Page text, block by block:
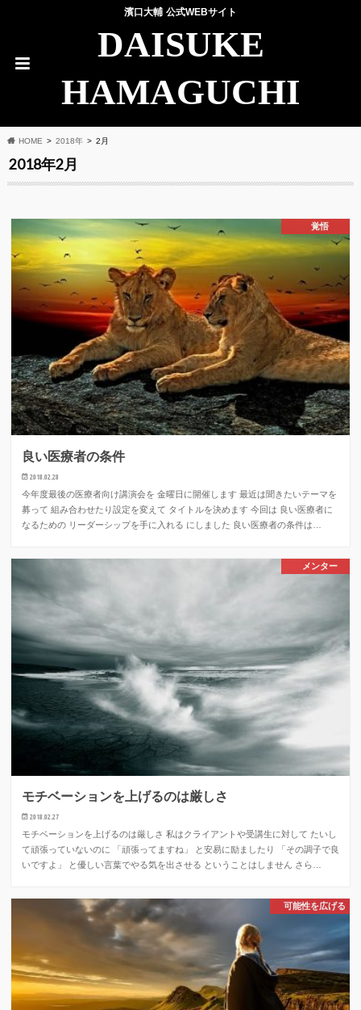
濱口大輔 公式WEBサイト
DAISUKE
HAMAGUCHI
HOME 2018年 2月
2018年2月
覚悟
良い医療者の条件
2018.02.28
今年度最後の医療者向け講演会を 金曜日に開催します 最近は聞きたいテーマを
募って 組み合わせたり設定を変えて タイトルを決めます 今回は 良い医療者に
なるための リーダーシップを手に入れる にしました 良い医療者の条件は…
メンター
モチベーションを上げるのは厳しさ
2018.02.27
モチベーションを上げるのは厳しさ 私はクライアントや受講生に対して たいし
て頑張っていないのに 「頑張ってますね」 と安易に励ましたり 「その調子で良
いですよ」 と優しい言葉でやる気を出させる ということはしません さら…
可能性を広げる